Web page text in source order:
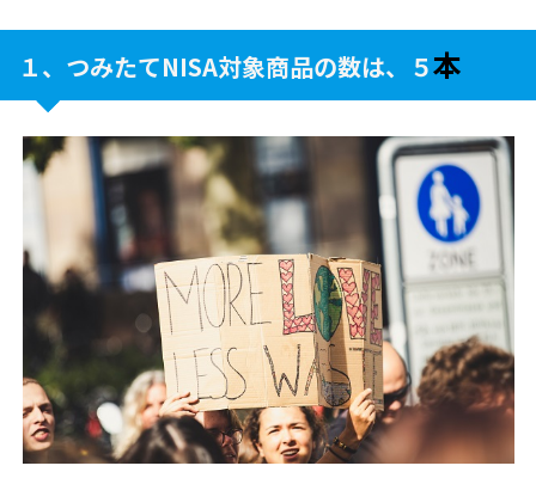
１、つみたてNISA対象商品の数は、５本